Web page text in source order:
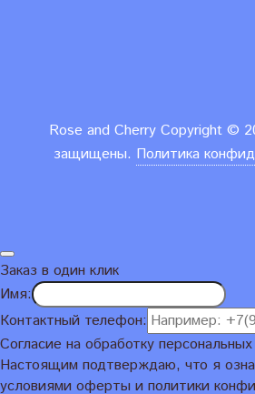
Rose and Cherry Copyright ©
защищены. Политика
Заказ в один клик
Имя:
Контактный телефон:
Согласие на обработку
Настоящим подтверждаю, что я
условиями оферты и политики